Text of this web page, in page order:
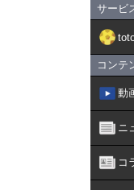
サービ
コンテ
動
ニ
コ